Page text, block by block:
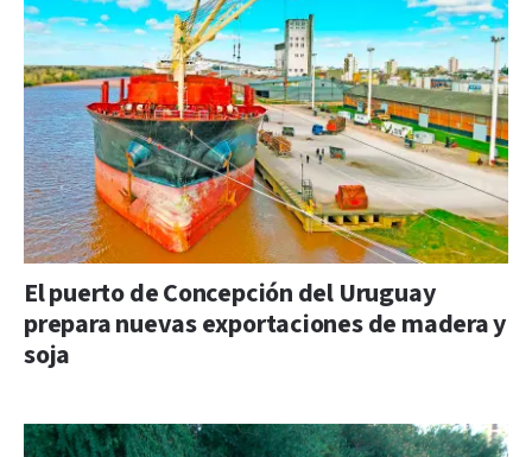
El puerto de Concepción del Uruguay
prepara nuevas exportaciones de madera y
soja